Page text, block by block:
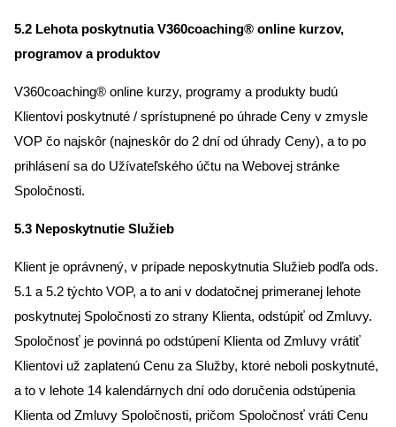
5.2 Lehota poskytnutia V360coaching® online kurzov,
programov a produktov
V360coaching® online kurzy, programy a produkty budú
Klientovi poskytnuté / sprístupnené po úhrade Ceny v zmysle
VOP čo najskôr (najneskôr do 2 dní od úhrady Ceny), a to po
prihlásení sa do Užívateľského účtu na Webovej stránke
Spoločnosti.
5.3 Neposkytnutie Služieb
Klient je oprávnený, v prípade neposkytnutia Služieb podľa ods.
5.1 a 5.2 týchto VOP, a to ani v dodatočnej primeranej lehote
poskytnutej Spoločnosti zo strany Klienta, odstúpiť od Zmluvy.
Spoločnosť je povinná po odstúpení Klienta od Zmluvy vrátiť
Klientovi už zaplatenú Cenu za Služby, ktoré neboli poskytnuté,
a to v lehote 14 kalendárnych dní odo doručenia odstúpenia
Klienta od Zmluvy Spoločnosti, pričom Spoločnosť vráti Cenu